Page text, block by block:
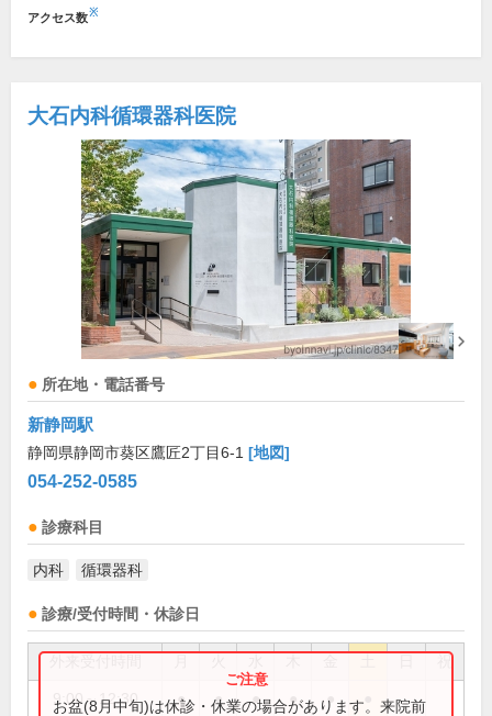
アクセス数※
大石内科循環器科医院
所在地・電話番号
新静岡駅
静岡県静岡市葵区鷹匠2丁目6-1 [地図]
054-252-0585
診療科目
内科 循環器科
診療/受付時間・休診日
祝
9:00～12:30 ● ● ● ● ●
お盆(8月中旬)は休診・休業の場合があります。来院前